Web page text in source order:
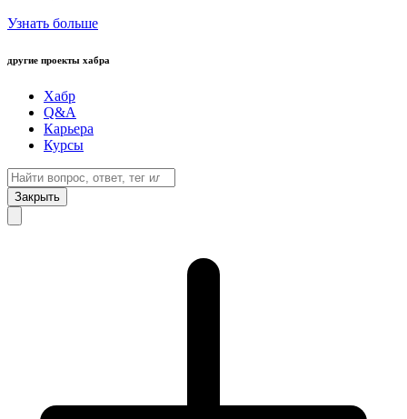
Узнать больше
другие проекты хабра
Хабр
Q&A
Карьера
Курсы
Закрыть